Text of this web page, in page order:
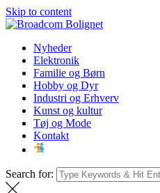
Skip to content
Broadcom
NyhederNyheder
Elektronik
Familie og Børn
Hobby og Dyr
Industri og Erhverv
Kunst og kultur
Tøj og Mode
Kontakt
Search for: